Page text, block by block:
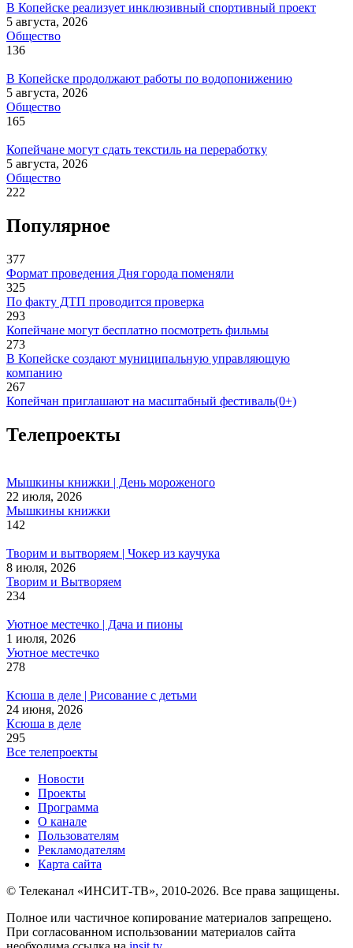
В Копейске реализует инклюзивный спортивный проект
5 августа, 2026
Общество
136
В Копейске продолжают работы по водопонижению
5 августа, 2026
Общество
165
Копейчане могут сдать текстиль на переработку
5 августа, 2026
Общество
222
Популярное
377
Формат проведения Дня города поменяли
325
По факту ДТП проводится проверка
293
Копейчане могут бесплатно посмотреть фильмы
273
В Копейске создают муниципальную управляющую
компанию
267
Копейчан приглашают на масштабный фестиваль(0+)
Телепроекты
Мышкины книжки | День мороженого
22 июля, 2026
Мышкины книжки
142
Творим и вытворяем | Чокер из каучука
8 июля, 2026
Творим и Вытворяем
234
Уютное местечко | Дача и пионы
1 июля, 2026
Уютное местечко
278
Ксюша в деле | Рисование с детьми
24 июня, 2026
Ксюша в деле
295
Все телепроекты
Новости
Проекты
Программа
О канале
Пользователям
Рекламодателям
Карта сайта
© Телеканал «ИНСИТ-ТВ», 2010-2026. Все права защищены.
Полное или частичное копирование материалов запрещено.
При согласованном использовании материалов сайта